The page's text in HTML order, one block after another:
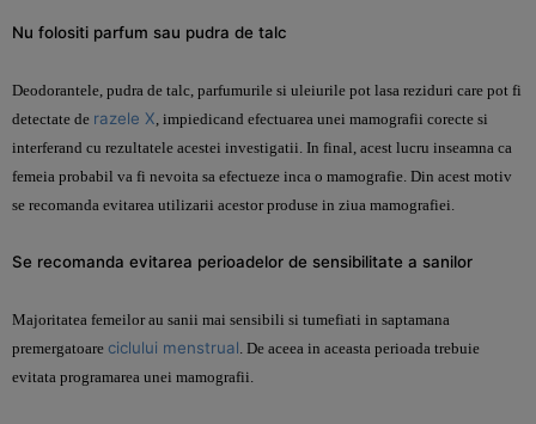
Nu folositi parfum sau pudra de talc
Deodorantele, pudra de talc, parfumurile si uleiurile pot lasa reziduri care pot fi
detectate de razele X, impiedicand efectuarea unei mamografii corecte si
interferand cu rezultatele acestei investigatii. In final, acest lucru inseamna ca
femeia probabil va fi nevoita sa efectueze inca o mamografie. Din acest motiv
se recomanda evitarea utilizarii acestor produse in ziua mamografiei.
Se recomanda evitarea perioadelor de sensibilitate a sanilor
Majoritatea femeilor au sanii mai sensibili si tumefiati in saptamana
premergatoare ciclului menstrual. De aceea in aceasta perioada trebuie
evitata programarea unei mamografii.